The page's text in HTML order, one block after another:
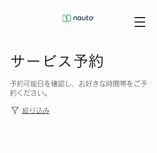
サービス予約
予約可能日を確認し、お好きな時間帯をご予
約ください。
絞り込み